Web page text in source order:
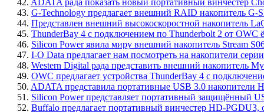
43. G-Technology предлагает внешний RAID накопитель
44. Представлен внешний высокоскоростной накопитель
45. ThunderBay 4 с подключением по Thunderbolt 2 от OWC
46. Silicon Power явила миру внешний накопитель Stream
47. I-O Data предлагает нам посмотреть на накопители
48. Western Digital рада представить внешний накопитель
49. OWC предлагает устройства ThunderBay 4 с
50. ADATA представила портативные USB 3.0 накопители
51. Silicon Power представляет портативный защищённый
52. Buffalo предлагает портативный винчестер HD-